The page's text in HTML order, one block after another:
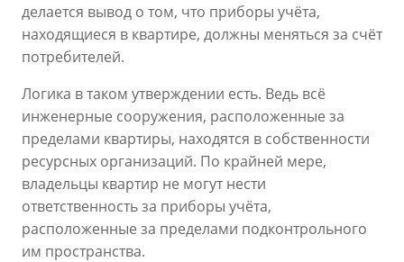
делается вывод о том, что приборы учёта,
находящиеся в квартире, должны меняться за счёт
потребителей.
Логика в таком утверждении есть. Ведь всё
инженерные сооружения, расположенные за
пределами квартиры, находятся в собственности
ресурсных организаций. По крайней мере,
владельцы квартир не могут нести
ответственность за приборы учёта,
расположенные за пределами подконтрольного
им пространства.